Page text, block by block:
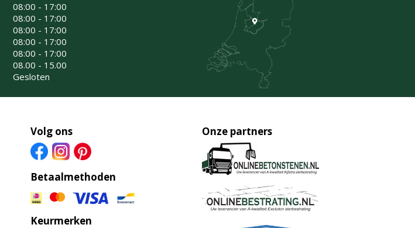
08:00 - 17:00
08:00 - 17:00
08:00 - 17:00
08:00 - 17:00
08:00 - 17:00
08.00 - 15.00
Gesloten
Volg ons
Betaalmethoden
Keurmerken
Onze partners